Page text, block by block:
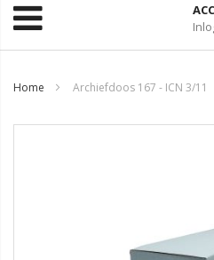
Home Archiefdoos 167 - ICN 3/11